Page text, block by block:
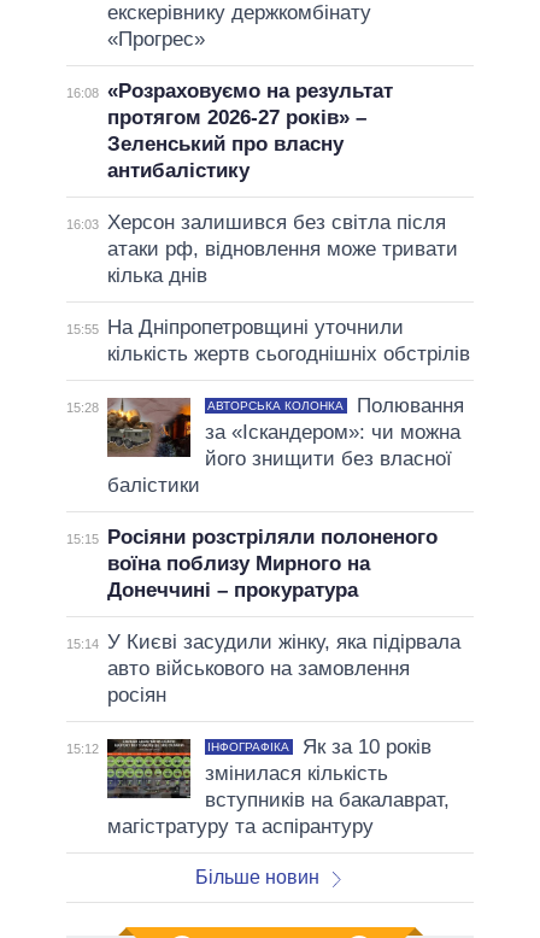
екскерівнику держкомбінату
«Прогрес»
16:08 «Розраховуємо на результат
протягом 2026-27 років» –
Зеленський про власну
антибалістику
16:03 Херсон залишився без світла після
атаки рф, відновлення може тривати
кілька днів
15:55
На Дніпропетровщині уточнили
кількість жертв сьогоднішніх обстрілів
15:28 АВТОРСЬКА КОЛОНКА
Полювання
за «Іскандером»: чи можна
його знищити без власної
балістики
15:15
Росіяни розстріляли полоненого
воїна поблизу Мирного на
Донеччині – прокуратура
15:14 У Києві засудили жінку, яка підірвала
авто військового на замовлення
росіян
15:12 ІНФОГРАФІКА
Як за 10 років
змінилася кількість
вступників на бакалаврат,
магістратуру та аспірантуру
Більше новин